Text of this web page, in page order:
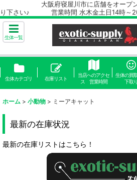
大阪府寝屋川市に店舗をオープン致
り下さい♪ 営業時間 水木金土日14時～
生体一覧
生体カテゴリ 在庫リスト
当店へのアクセ
ス 営業時間
生体の買
下取り
ホーム > 小動物 > ミーアキャット
最新の在庫状況
最新の在庫リストはこちら！